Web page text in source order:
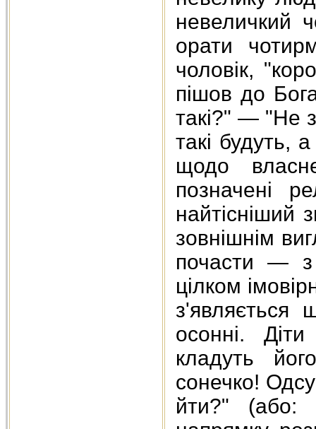
невеличкий
орати
чоловік,
пішов до
такі?" — "Не
такі будуть,
щодо
позначені
найтісніший
зовнішнім
почасти — з
цілком
з'являється
осонні.
кладуть
сонечко!
йти?" (або: